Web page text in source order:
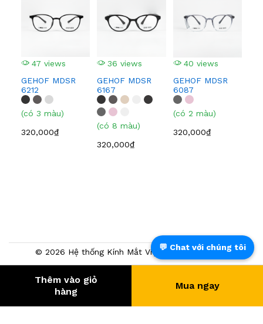
47 views
GEHOF MDSR
6212
(có 3 màu)
320,000₫
36 views
GEHOF MDSR
6167
(có 8 màu)
320,000₫
40 views
GEHOF MDSR
6087
(có 2 màu)
320,000₫
💬 Chat với chúng tôi
© 2026 Hệ thống Kính Mắt Việt Tín. Powered by
385.588 - KHÁCH HÀNG
Thêm vào giỏ
hàng
Mua ngay